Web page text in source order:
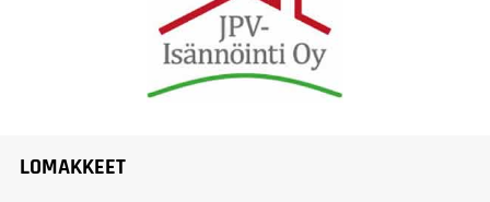
LOMAKKEET